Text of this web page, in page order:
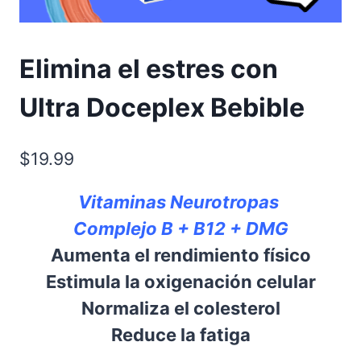
Elimina el estres con
Ultra Doceplex Bebible
$19.99
Vitaminas Neurotropas
Complejo B + B12 + DMG
Aumenta el rendimiento físico
Estimula la oxigenación celular
Normaliza el colesterol
Reduce la fatiga